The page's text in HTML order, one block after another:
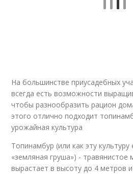
На большинстве приусадебных
всегда есть возможности
чтобы разнообразить рацион
этого отлично подходит
урожайная культура
Топинамбур (или как эту
«земляная груша») - травянистое
вырастает в высоту до 4 метров